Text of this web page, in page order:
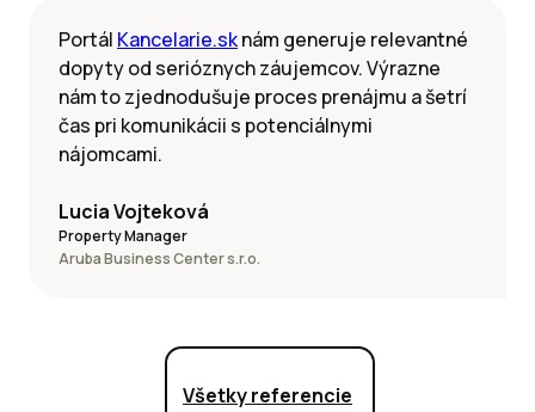
Portál Kancelarie.sknám generuje relevantné
dopyty od serióznych záujemcov. Výrazne
nám to zjednodušuje proces prenájmu a šetrí
čas pri komunikácii s potenciálnymi
nájomcami.
Lucia Vojteková
Property Manager
Aruba Business Center s.r.o.
Všetky referencie